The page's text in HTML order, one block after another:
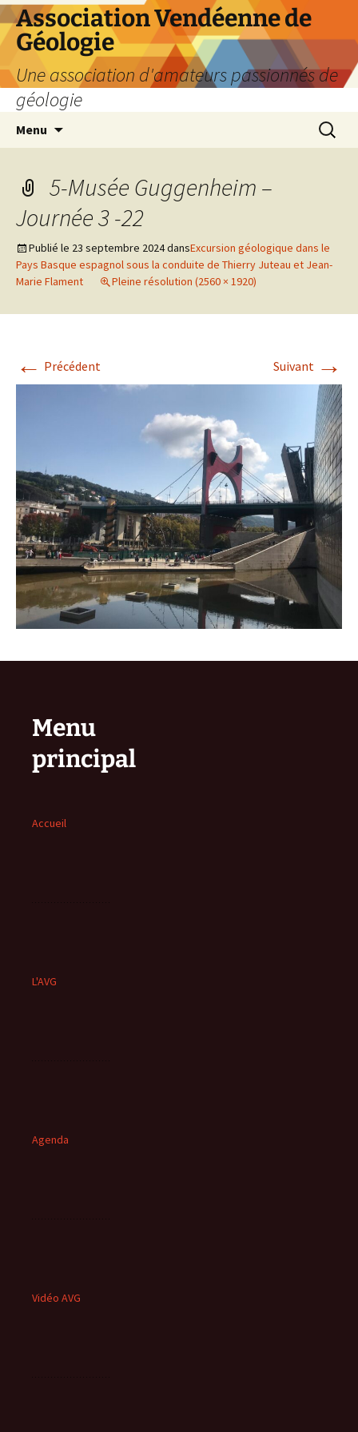
Aller
au
contenu
Association Vendéenne de
Géologie
Une association d'amateurs passionnés de
géologie
Menu
5-Musée Guggenheim –
Journée 3 -22
Publié le 23 septembre 2024dansExcursion géologique dans le
Pays Basque espagnol sous la conduite de Thierry Juteau et Jean-
Marie Flament
Pleine résolution (2560 × 1920)
← Précédent Suivant →
Menu
principal
Accueil
L'AVG
Agenda
Vidéo AVG